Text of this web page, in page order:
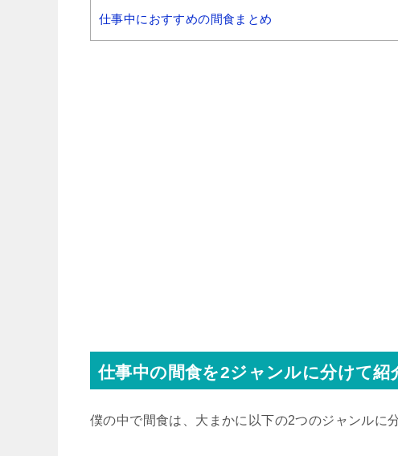
仕事中におすすめの間食まとめ
仕事中の間食を2ジャンルに分けて紹
僕の中で間食は、大まかに以下の2つのジャンルに